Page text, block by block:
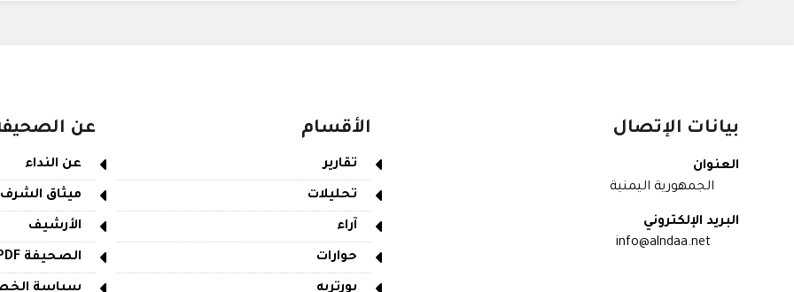
بيانات الإتصال
العنوان
الجمهورية اليمنية
البريد الإلكتروني
info@alndaa.net
الأقسام
تقارير
تحليلات
آراء
حوارات
بورتريه
عن
عن النداء
ميثاق الشرف
الأرشيف
الصحيفة PDF
سياسة